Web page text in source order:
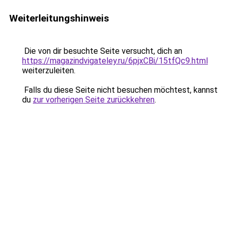
Weiterleitungshinweis
Die von dir besuchte Seite versucht, dich an
https://magazindvigateley.ru/6pjxCBi/15tfQc9.html
weiterzuleiten.
Falls du diese Seite nicht besuchen möchtest, kannst
du zur vorherigen Seite zurückkehren.